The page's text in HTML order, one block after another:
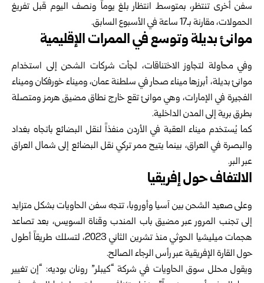
سفن أخرى تنتظر، بمتوسط انتظار بلغ يوماً ونصف اليوم قبل تفريغ
الحمولات، مقارنة بـ17 ساعة في الأسبوع السابق.
موانئ بديلة وتوسع في الممرات الإقليمية
وفي محاولة لتجاوز الاختناقات، لجأت شركات الشحن إلى استخدام
موانئ بديلة، أبرزها ميناء صحار في سلطنة عمان، وميناء خورفكان وميناء
الفجيرة في الإمارات، وهي موانئ تقع خارج نطاق مضيق هرمز ومتصلة
بطرق برية إلى المدن الداخلية.
كما يُستخدم ميناء العقبة في الأردن منفذاً لنقل البضائع باتجاه بغداد
والبصرة في العراق، بينما يتيح ممر تركي نقل البضائع إلى شمال العراق
عبر البر.
الالتفاف حول إفريقيا
وعلى صعيد الشحن بين آسيا وأوروبا، تتجه سفن الحاويات بشكل متزايد
إلى تجنب المرور عبر مضيق باب المندب وقناة السويس، بعد تصاعد
هجمات ميليشيا الحوثي منذ تشرين الثاني 2023، لتسلك طريقاً أطول
حول القارة الإفريقية عبر رأس الرجاء الصالح.
ويقول محلل سوق الحاويات في شركة “كيبلر” رونان بوديه: “إن تغيير